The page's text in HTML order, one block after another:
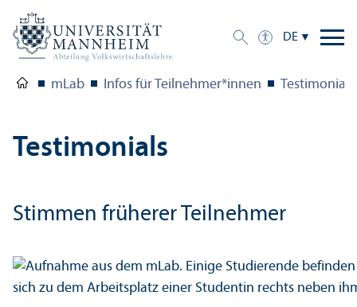
DE
mLab Infos für Teilnehmer*innen Testimonials
Testimonials
Stimmen früherer Teilnehmer